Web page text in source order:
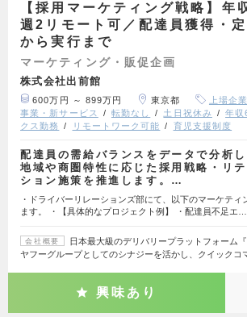
【採用マーケティング戦略】年
週2リモート可／配達員獲得・
から実行まで
マーケティング・販促企画
株式会社出前館
600万円 ～ 899万円 東京都 上場企業
事業・新サービス
転勤なし 土日祝休み 年収
クス勤務
リモートワーク可能 育児支援制度
配達員の需給バランスをデータで分析し
地域や商圏特性に応じた採用戦略・リテ
ション施策を推進します。…
・ドライバーリレーションズ部にて、以下のマーケティ
ます。 ・【具体的なプロジェクト例】 ・配達員不足エ…
会社概要
日本最大級のデリバリープラットフォーム
ヤフーグループとしてのシナジーを活かし、クイックコ
興味あり